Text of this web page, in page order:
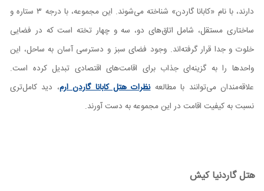
دارند، با نام «کابانا گاردن» شناخته می‌شوند. این مجموعه، با درجه ۳ ستاره و
ساختاری مستقل، شامل اتاق‌های دو، سه و چهار تخته است که در فضایی
خلوت و جدا قرار گرفته‌اند. وجود فضای سبز و دسترسی آسان به ساحل، این
واحدها را به گزینه‌ای جذاب برای اقامت‌های اقتصادی تبدیل کرده است.
علاقه‌مندان می‌توانند با مطالعهنظرات هتل کابانا گاردن ارم، دید کامل‌تری
نسبت به کیفیت اقامت در این مجموعه به دست آورند.
هتل گاردنیا کیش